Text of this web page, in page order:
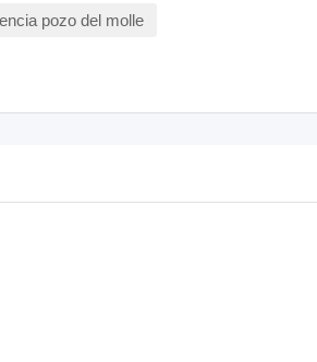
pozo del molle